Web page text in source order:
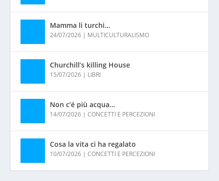
Mamma li turchi…
24/07/2026 | MULTICULTURALISMO
Churchill’s killing House
15/07/2026 | LIBRI
Non c’é più acqua…
14/07/2026 |CONCETTI E PERCEZIONI
Cosa la vita ci ha regalato
10/07/2026 |CONCETTI E PERCEZIONI